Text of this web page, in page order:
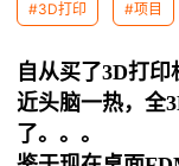
#3D打印 #项目
自从买了3D打
近头脑一热，全
了。。。